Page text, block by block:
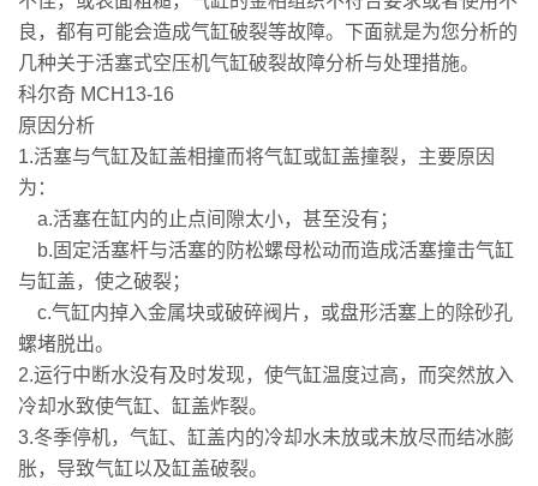
良，都有可能会造成气缸破裂等故障。下面就是为您分析的
几种关于活塞式空压机气缸破裂故障分析与处理措施。
科尔奇 MCH13-16
原因分析
1.活塞与气缸及缸盖相撞而将气缸或缸盖撞裂，主要原因
为：
a.活塞在缸内的止点间隙太小，甚至没有；
b.固定活塞杆与活塞的防松螺母松动而造成活塞撞击气缸
与缸盖，使之破裂；
c.气缸内掉入金属块或破碎阀片，或盘形活塞上的除砂孔
螺堵脱出。
2.运行中断水没有及时发现，使气缸温度过高，而突然放入
冷却水致使气缸、缸盖炸裂。
3.冬季停机，气缸、缸盖内的冷却水未放或未放尽而结冰膨
胀，导致气缸以及缸盖破裂。